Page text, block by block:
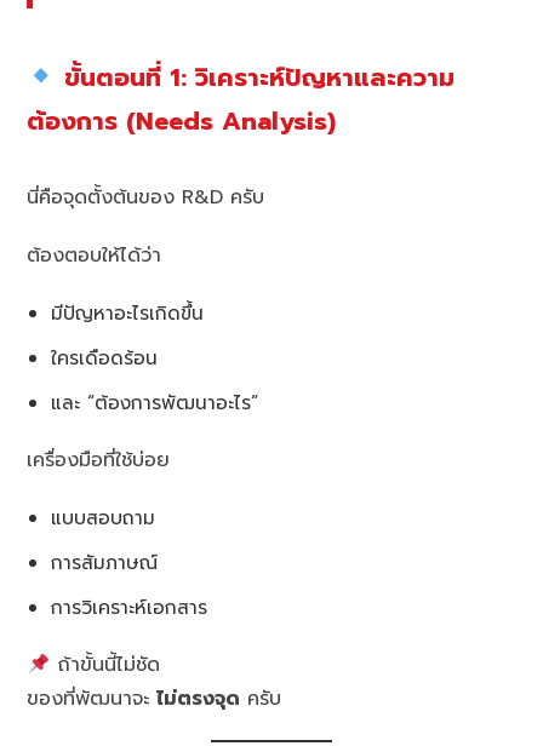
ขั้นตอนที่ 1: วิเคราะห์ปัญหาและความ
ต้องการ (Needs Analysis)
นี่คือจุดตั้งต้นของ R&D ครับ
ต้องตอบให้ได้ว่า
มีปัญหาอะไรเกิดขึ้น
ใครเดือดร้อน
และ “ต้องการพัฒนาอะไร”
เครื่องมือที่ใช้บ่อย
แบบสอบถาม
การสัมภาษณ์
การวิเคราะห์เอกสาร
ถ้าขั้นนี้ไม่ชัด
ของที่พัฒนาจะไม่ตรงจุด ครับ